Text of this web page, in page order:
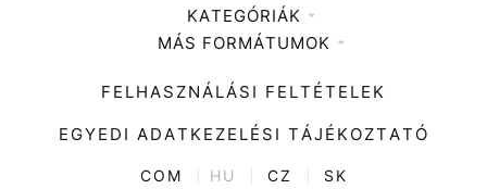
Médiaajánlat
KATEGÓRIÁK
Zene
Divat
Kultúra
ENTR
MÁS FORMÁTUMOK
FELHASZNÁLÁSI FELTÉTELEK
EGYEDI ADATKEZELÉSI TÁJÉKOZTATÓ
COM HU CZ SK